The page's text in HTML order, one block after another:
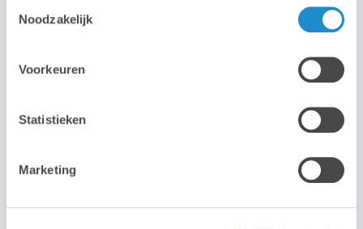
Noodzakelijk
Voorkeuren
Statistieken
Marketing
>
nieuwsbrief te kunnen mailen. We geven dit adres niet door aan
derden, en houden het bij zolang je je niet uitschrijft.